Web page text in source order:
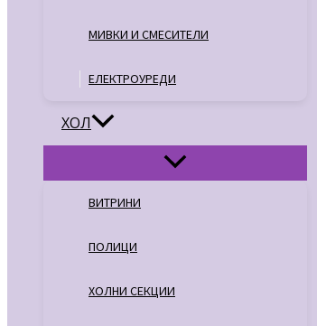
МИВКИ И СМЕСИТЕЛИ
ЕЛЕКТРОУРЕДИ
ХОЛ
ВИТРИНИ
ПОЛИЦИ
ХОЛНИ СЕКЦИИ